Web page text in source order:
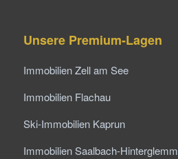
Unsere Premium-Lagen
Immobilien Zell am See
Immobilien Flachau
Ski-Immobilien Kaprun
Immobilien Saalbach-Hinterglemm